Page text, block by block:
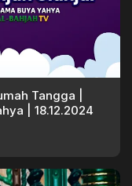
Tangga |
| 18.12.2024